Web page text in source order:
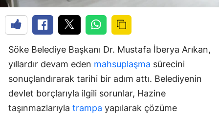
Söke Belediye Başkanı Dr. Mustafa İberya Arıkan,
yıllardır devam eden mahsuplaşma sürecini
sonuçlandırarak tarihi bir adım attı. Belediyenin
devlet borçlarıyla ilgili sorunlar, Hazine
taşınmazlarıyla trampa yapılarak çözüme